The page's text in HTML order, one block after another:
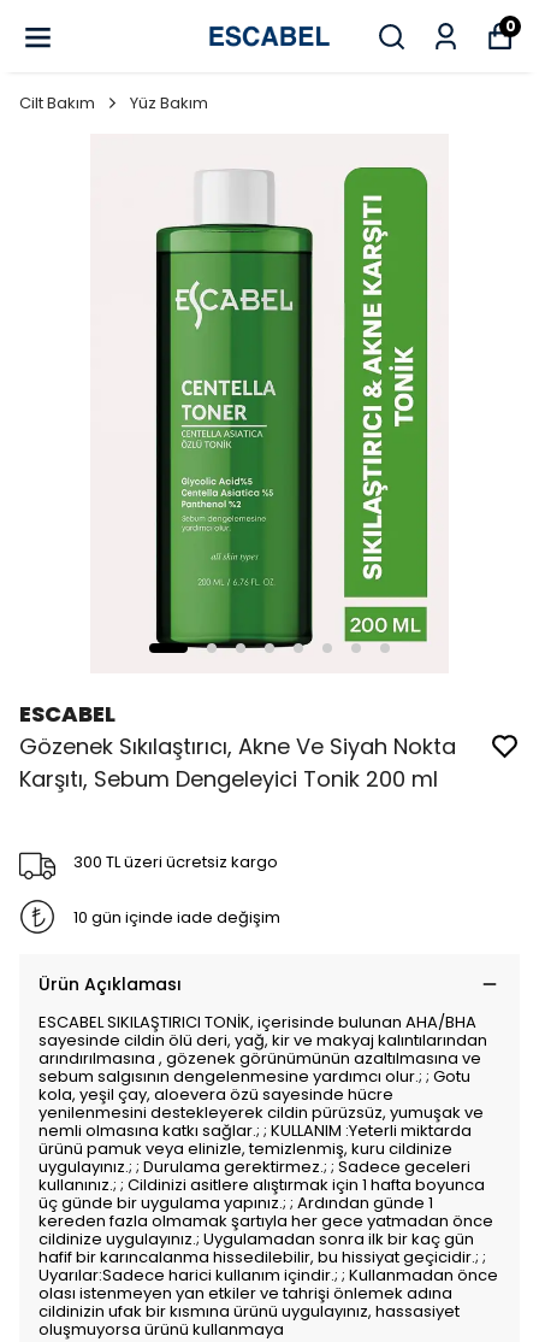
0
Cilt Bakım Yüz Bakım
ESCABEL
Gözenek Sıkılaştırıcı, Akne Ve Siyah Nokta
Karşıtı, Sebum Dengeleyici Tonik 200 ml
300 TL üzeri ücretsiz kargo
10 gün içinde iade değişim
Ürün Açıklaması
ESCABEL SIKILAŞTIRICI TONİK, içerisinde bulunan AHA/BHA
sayesinde cildin ölü deri, yağ, kir ve makyaj kalıntılarından
arındırılmasına , gözenek görünümünün azaltılmasına ve
sebum salgısının dengelenmesine yardımcı olur.; ; Gotu
kola, yeşil çay, aloevera özü sayesinde hücre
yenilenmesini destekleyerek cildin pürüzsüz, yumuşak ve
nemli olmasına katkı sağlar.; ; KULLANIM :Yeterli miktarda
ürünü pamuk veya elinizle, temizlenmiş, kuru cildinize
uygulayınız.; ; Durulama gerektirmez.; ; Sadece geceleri
kullanınız.; ; Cildinizi asitlere alıştırmak için 1 hafta boyunca
üç günde bir uygulama yapınız.; ; Ardından günde 1
kereden fazla olmamak şartıyla her gece yatmadan önce
cildinize uygulayınız.; Uygulamadan sonra ilk bir kaç gün
hafif bir karıncalanma hissedilebilir, bu hissiyat geçicidir.; ;
Uyarılar:Sadece harici kullanım içindir.; ; Kullanmadan önce
olası istenmeyen yan etkiler ve tahrişi önlemek adına
cildinizin ufak bir kısmına ürünü uygulayınız, hassasiyet
oluşmuyorsa ürünü kullanmaya